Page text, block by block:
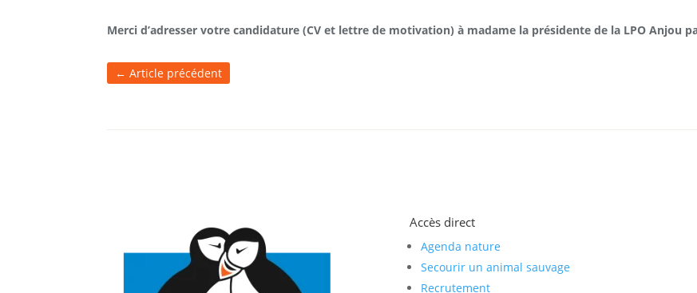
Merci d’adresser votre candidature (CV et lettre de motivation) à madame la présidente de la LPO Anjou
←Article précédent
Accès direct
Agenda nature
Secourir un animal sauvage
Recrutement